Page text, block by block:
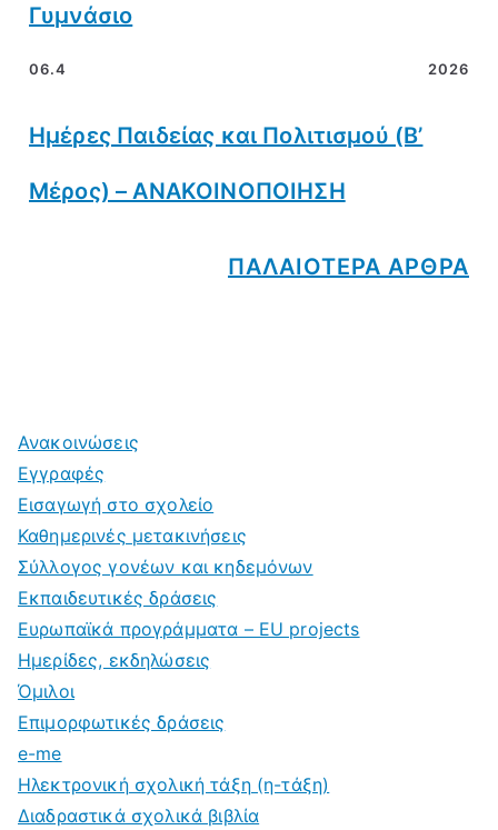
Γυμνάσιο
06.4 2026
Ημέρες Παιδείας και Πολιτισμού (Β’
Μέρος) – ΑΝΑΚΟΙΝΟΠΟΙΗΣΗ
ΠΑΛΑΙΟΤΕΡΑ ΑΡΘΡΑ
Ανακοινώσεις
Εγγραφές
Εισαγωγή στο σχολείο
Καθημερινές μετακινήσεις
Σύλλογος γονέων και κηδεμόνων
Εκπαιδευτικές δράσεις
Ευρωπαϊκά προγράμματα – EU projects
Ημερίδες, εκδηλώσεις
Όμιλοι
Επιμορφωτικές δράσεις
e-me
Ηλεκτρονική σχολική τάξη (η-τάξη)
Διαδραστικά σχολικά βιβλία